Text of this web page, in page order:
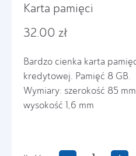
Karta pamięci
32.00 zł
Bardzo cienka karta
kredytowej. Pamięć 8 GB.
Wymiary: szerokość 85
wysokość 1,6 mm